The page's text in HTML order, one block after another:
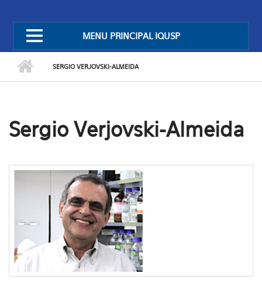
MENU PRINCIPAL IQUSP
SERGIO VERJOVSKI-ALMEIDA
Sergio Verjovski-Almeida